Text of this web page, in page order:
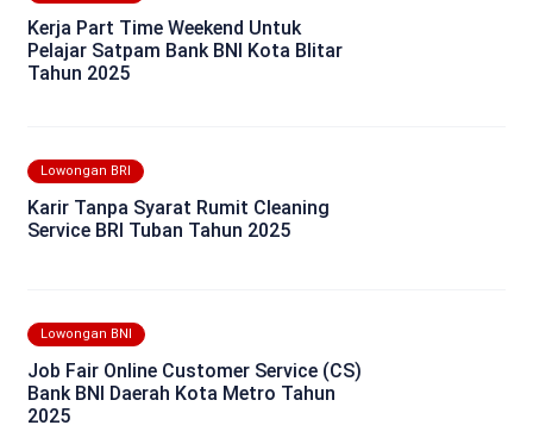
Kerja Part Time Weekend Untuk
Pelajar Satpam Bank BNI Kota Blitar
Tahun 2025
Lowongan BRI
Karir Tanpa Syarat Rumit Cleaning
Service BRI Tuban Tahun 2025
Lowongan BNI
Job Fair Online Customer Service (CS)
Bank BNI Daerah Kota Metro Tahun
2025